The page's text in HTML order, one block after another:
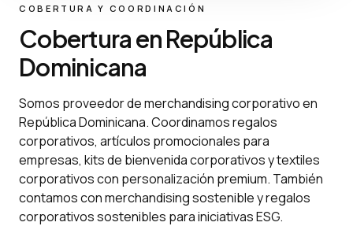
COBERTURA Y COORDINACIÓN
Cobertura en República
Dominicana
Somos proveedor de merchandising corporativo en
República Dominicana. Coordinamos regalos
corporativos, artículos promocionales para
empresas, kits de bienvenida corporativos y textiles
corporativos con personalización premium. También
contamos con merchandising sostenible y regalos
corporativos sostenibles para iniciativas ESG.